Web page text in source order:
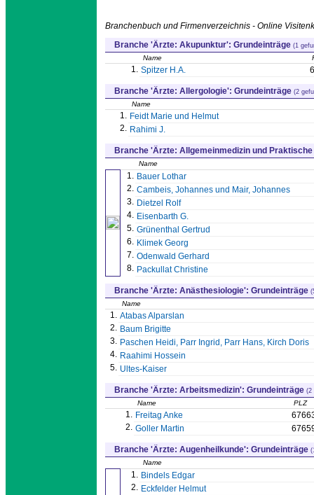
Branchenbuch und Firmenverzeichnis - Online
Branche 'Ärzte: Akupunktur': Grundeinträge (1
Name
1. Spitzer H.A.
Branche 'Ärzte: Allergologie': Grundeinträge (2
Name
1. Feidt Marie und Helmut
2. Rahimi J.
Branche 'Ärzte: Allgemeinmedizin und
Name
1. Bauer Lothar
2. Cambeis, Johannes und Mair, Johannes
3. Dietzel Rolf
4. Eisenbarth G.
5. Grünenthal Gertrud
6. Klimek Georg
7. Odenwald Gerhard
8. Packullat Christine
Branche 'Ärzte: Anästhesiologie': Grundeinträge
Name
1. Atabas Alparslan
2. Baum Brigitte
3. Paschen Heidi, Parr Ingrid, Parr Hans, Kirch Doris
4. Raahimi Hossein
5. Ultes-Kaiser
Branche 'Ärzte: Arbeitsmedizin': Grundeinträge (2
Name PLZ
1. Freitag Anke
2. Goller Martin
Branche 'Ärzte: Augenheilkunde': Grundeinträge
Name
1. Bindels Edgar
2. Eckfelder Helmut